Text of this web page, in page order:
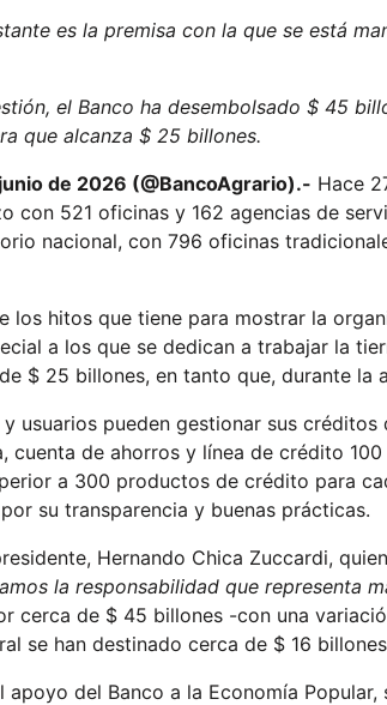
es la premisa con la que se está
el Banco ha desembolsado $ 45
que alcanza $ 25 billones.
de 2026 (@BancoAgrario).- Hace
con 521 oficinas y 162 agencias de
nacional, con 796 oficinas
los hitos que tiene para mostrar la
a los que se dedican a trabajar la
$ 25 billones, en tanto que, durante
usuarios pueden gestionar sus
cuenta de ahorros y línea de crédito
a 300 productos de crédito para
su transparencia y buenas prácticas.
Hernando Chica Zuccardi,
la responsabilidad que representa
cerca de $ 45 billones -con una
se han destinado cerca de $ 16
apoyo del Banco a la Economía